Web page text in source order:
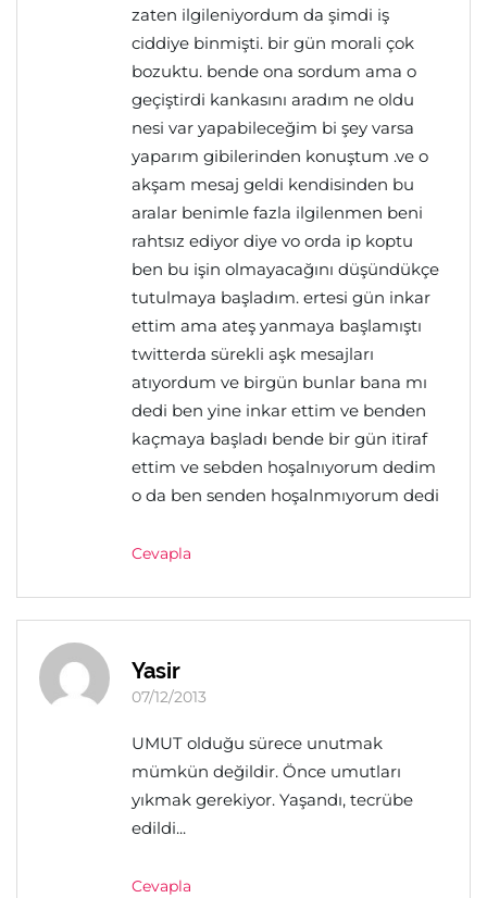
zaten ilgileniyordum da şimdi iş
ciddiye binmişti. bir gün morali çok
bozuktu. bende ona sordum ama o
geçiştirdi kankasını aradım ne oldu
nesi var yapabileceğim bi şey varsa
yaparım gibilerinden konuştum .ve o
akşam mesaj geldi kendisinden bu
aralar benimle fazla ilgilenmen beni
rahtsız ediyor diye vo orda ip koptu
ben bu işin olmayacağını düşündükçe
tutulmaya başladım. ertesi gün inkar
ettim ama ateş yanmaya başlamıştı
twitterda sürekli aşk mesajları
atıyordum ve birgün bunlar bana mı
dedi ben yine inkar ettim ve benden
kaçmaya başladı bende bir gün itiraf
ettim ve sebden hoşalnıyorum dedim
o da ben senden hoşalnmıyorum dedi
Cevapla
Yasir
07/12/2013
UMUT olduğu sürece unutmak
mümkün değildir. Önce umutları
yıkmak gerekiyor. Yaşandı, tecrübe
edildi...
Cevapla